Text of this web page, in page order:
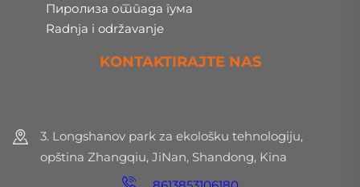
Пиролиза отпада гума
Radnja i održavanje
KONTAKTIRAJTE NAS
3. Longshanov park za ekološku tehnologiju,
opština Zhangqiu, JiNan, Shandong, Kina